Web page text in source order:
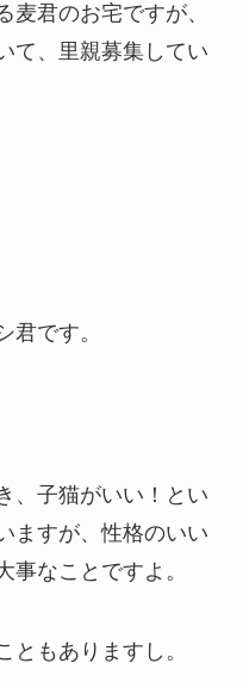
麦君のお宅ですが、
て、里親募集してい
君です。
、子猫がいい！とい
ますが、性格のいい
事なことですよ。
ともありますし。